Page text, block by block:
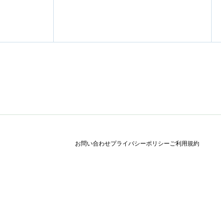
お問い合わせプライバシーポリシーご利用規約